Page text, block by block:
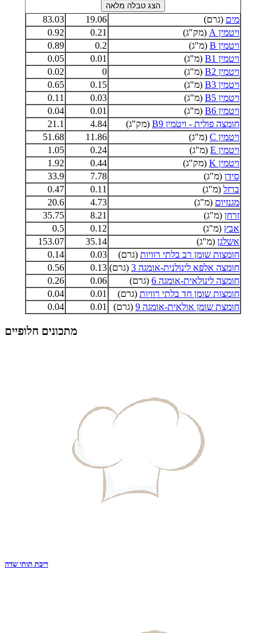
מים (גרם) 19.06
83.03
ויטמין A
(מק"ג) 0.21
0.92
ויטמין B
(מ"ג) 0.2
0.89
ויטמין B1
(מ"ג) 0.01
0.05
ויטמין B2
(מ"ג) 0
0.02
ויטמין B3
(מ"ג) 0.15
0.65
ויטמין B5
(מ"ג) 0.03
0.11
ויטמין B6
(מ"ג) 0.01
0.04
חומצה פולית - ויטמין B9
(מק"ג) 4.84
21.1
ויטמין C
(מ"ג) 11.86
51.68
ויטמין E
(מ"ג) 0.24
1.05
ויטמין K
(מק"ג) 0.44
1.92
סידן (מ"ג) 7.78
33.9
ברזל (מ"ג) 0.11
0.47
מגנזיום (מ"ג) 4.73
20.6
זרחן (מ"ג) 8.21
35.75
אבץ (מ"ג) 0.12
0.5
אשלגן (מ"ג) 35.14
153.07
חומצות שומן רב בלתי רוויות (גרם) 0.03
0.14
חומצה אלפא לינולנית-אומגה 3
(גרם) 0.13
0.56
חומצה לינולאית-אומגה 6
(גרם) 0.06
0.26
חומצות שומן חד בלתי רוויות (גרם) 0.01
0.04
חומצת שומן אולאית-אומגה 9
(גרם) 0.01
0.04
מתכונים חלופיים
ריבת תותי שדה